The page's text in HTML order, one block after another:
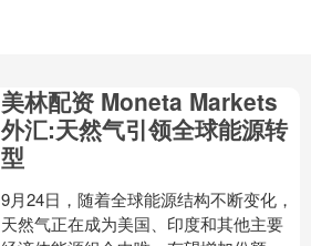
美林配资 Moneta Markets
外汇:天然气引领全球能源转
型
9月24日，随着全球能源结构不断变化，
天然气正在成为美国、印度和其他主要